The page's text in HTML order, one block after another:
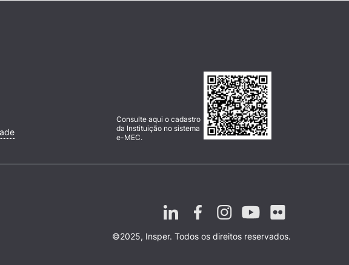
Consulte aqui o cadastro
da Instituição no sistema
e-MEC.
©2025, Insper. Todos os direitos reservados.